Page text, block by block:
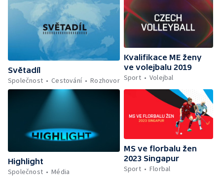
Světadíl
Společnost
Cestování Rozhovor
Kvalifikace ME ženy
ve volejbalu 2019
Sport
Volejbal
Highlight
Společnost
Média
MS ve florbalu žen
2023 Singapur
Sport
Florbal